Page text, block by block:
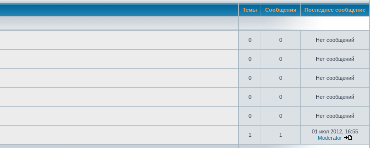
Темы Сообщения Последнее сообщение
0 0 Нет сообщений
0 0 Нет сообщений
0 0 Нет сообщений
0 0 Нет сообщений
0 0 Нет сообщений
1 1
01 июл 2012, 16:55
Moderator